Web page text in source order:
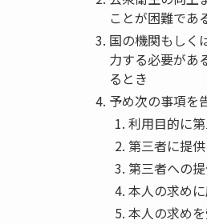
ことが困難であ
国の機関もしく
力する必要があ
るとき
予め次の事項を
利用目的に
第三者に提
第三者への
本人の求め
本人の求め